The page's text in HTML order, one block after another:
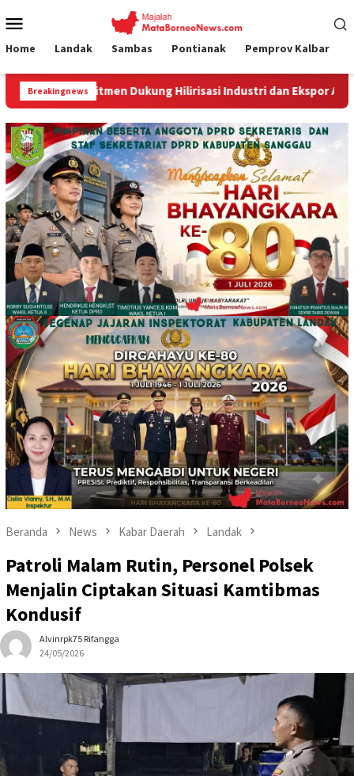
ke
Mobile
Home Landak Sambas Pontianak Pemprov Kalbar
Breakingnews
Hilirisasi Industri dan Ekspor Alumina Kodim 1210/
Beranda News Kabar Daerah Landak
Patroli Malam Rutin, Personel Polsek
Menjalin Ciptakan Situasi Kamtibmas
Kondusif
Alvinrpk75 Rifangga
24/05/2026